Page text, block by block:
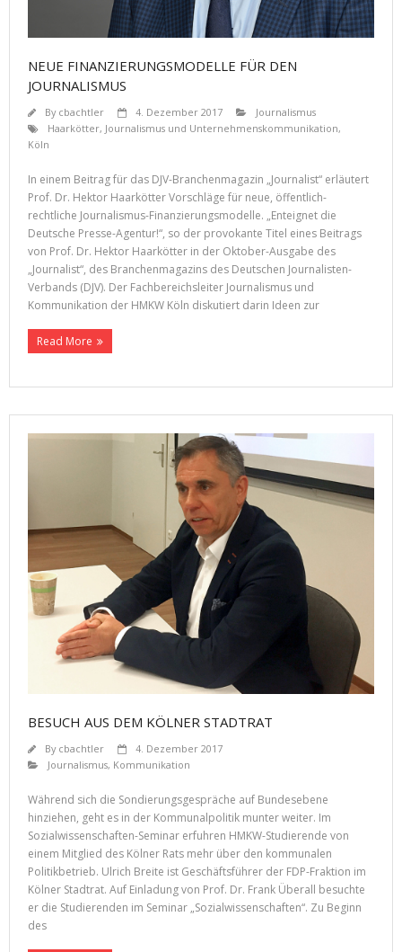
NEUE FINANZIERUNGSMODELLE FÜR DEN
JOURNALISMUS
By cbachtler 4. Dezember 2017
Journalismus
Haarkötter, Journalismus und Unternehmenskommunikation,
Köln
In einem Beitrag für das DJV-Branchenmagazin „Journalist“ erläutert
Prof. Dr. Hektor Haarkötter Vorschläge für neue, öffentlich-
rechtliche Journalismus-Finanzierungsmodelle. „Enteignet die
Deutsche Presse-Agentur!“, so der provokante Titel eines Beitrags
von Prof. Dr. Hektor Haarkötter in der Oktober-Ausgabe des
„Journalist“, des Branchenmagazins des Deutschen Journalisten-
Verbands (DJV). Der Fachbereichsleiter Journalismus und
Kommunikation der HMKW Köln diskutiert darin Ideen zur
Read More
BESUCH AUS DEM KÖLNER STADTRAT
By cbachtler
4. Dezember 2017
Journalismus, Kommunikation
Während sich die Sondierungsgespräche auf Bundesebene
hinziehen, geht es in der Kommunalpolitik munter weiter. Im
Sozialwissenschaften-Seminar erfuhren HMKW-Studierende von
einem Mitglied des Kölner Rats mehr über den kommunalen
Politikbetrieb. Ulrich Breite ist Geschäftsführer der FDP-Fraktion im
Kölner Stadtrat. Auf Einladung von Prof. Dr. Frank Überall besuchte
er die Studierenden im Seminar „Sozialwissenschaften“. Zu Beginn
des